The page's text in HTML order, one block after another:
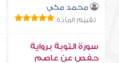
محمد مكي
تقييم المادة:
سورة التوبة برواية
حفص عن عاصم